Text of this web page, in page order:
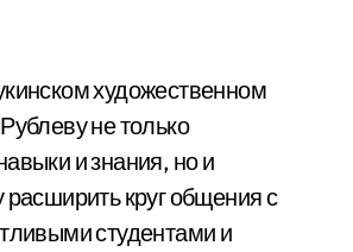
художественном
не только
и знания, но и
круг общения с
студентами и